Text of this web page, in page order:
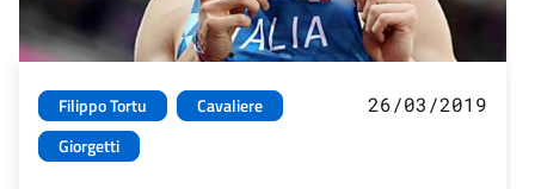
Filippo Tortu
Cavaliere
Giorgetti
26/03/2019